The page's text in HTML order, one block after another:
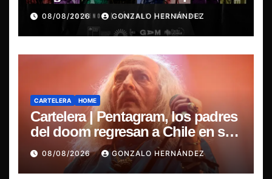
la esencia del nuevo sonido
nacional
08/08/2026 GONZALO HERNÁNDEZ
CARTELERA HOME
Cartelera | Pentagram, los padres
del doom regresan a Chile en su
última misa
08/08/2026 GONZALO HERNÁNDEZ